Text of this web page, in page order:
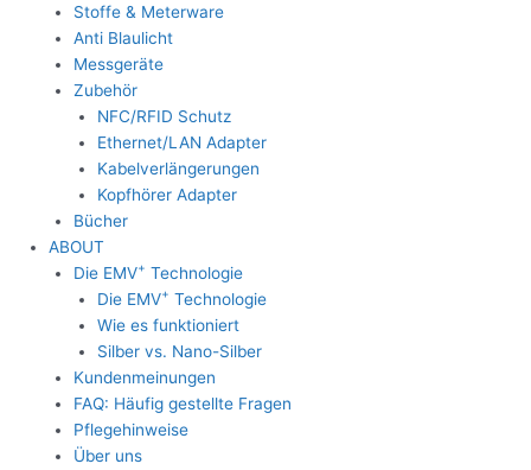
Stoffe & Meterware
Anti Blaulicht
Messgeräte
Zubehör
NFC/RFID Schutz
Ethernet/LAN Adapter
Kabelverlängerungen
Kopfhörer Adapter
Bücher
ABOUT
Die EMV+ Technologie
Die EMV+ Technologie
Wie es funktioniert
Silber vs. Nano-Silber
Kundenmeinungen
FAQ: Häufig gestellte Fragen
Pflegehinweise
Über uns